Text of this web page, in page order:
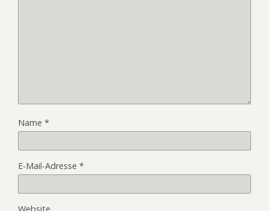
Name *
E-Mail-Adresse *